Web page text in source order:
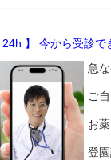
24h 】 今から受診で
急
ご
お
登